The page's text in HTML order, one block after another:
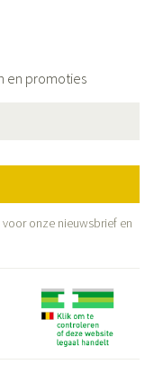
en promoties
onze nieuwsbrief en